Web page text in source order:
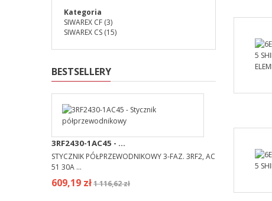
Kategoria
SIWAREX CF (3)
SIWAREX CS (15)
BESTSELLERY
3RF2430-1AC45 - ...
STYCZNIK PÓŁPRZEWODNIKOWY 3-FAZ. 3RF2, AC
51 30A ...
609,19 zł1 116,62 zł